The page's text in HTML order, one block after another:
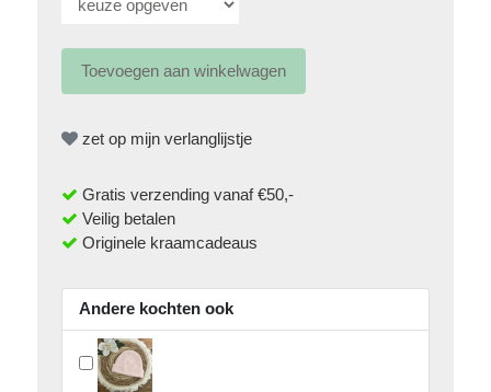
zet op mijn verlanglijstje
Gratis verzending vanaf €50,-
Veilig betalen
Originele kraamcadeaus
Andere kochten ook